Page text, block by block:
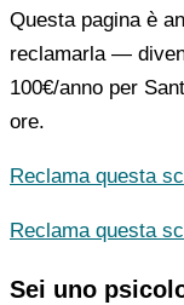
Questa pagina è
reclamarla —
100€/anno per
ore.
Reclama questa
Reclama questa
Sei uno